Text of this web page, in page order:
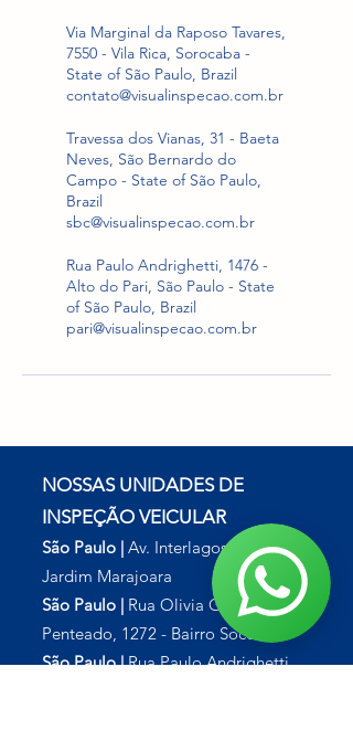
Via Marginal da Raposo Tavares,
7550 - Vila Rica, Sorocaba -
State of São Paulo, Brazil
contato@visualinspecao.com.br
Travessa dos Vianas, 31 - Baeta
Neves, São Bernardo do
Campo - State of São Paulo,
Brazil
sbc@visualinspecao.com.br
Rua Paulo Andrighetti, 1476 -
Alto do Pari, São Paulo - State
of São Paulo, Brazil
pari@visualinspecao.com.br
NOSSAS UNIDADES DE
INSPEÇÃO VEICULAR
São Paulo | Av. Interlagos, 285 -
Jardim Marajoara
São Paulo | Rua Olivia Guedes
Penteado, 1272 - Bairro Socorro
São Paulo |Rua Paulo Andrighetti,